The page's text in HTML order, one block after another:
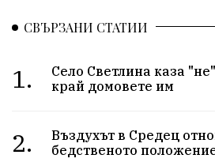
СВЪРЗАНИ СТАТИИ
1.
Село Светлина каза
край домовете им
2.
Въздухът в Средец
бедственото